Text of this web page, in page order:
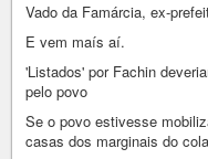
Vado da Famárcia, ex-
E vem maís aí.
'Listados' por Fachin
pelo povo
Se o povo estivesse
casas dos marginais do